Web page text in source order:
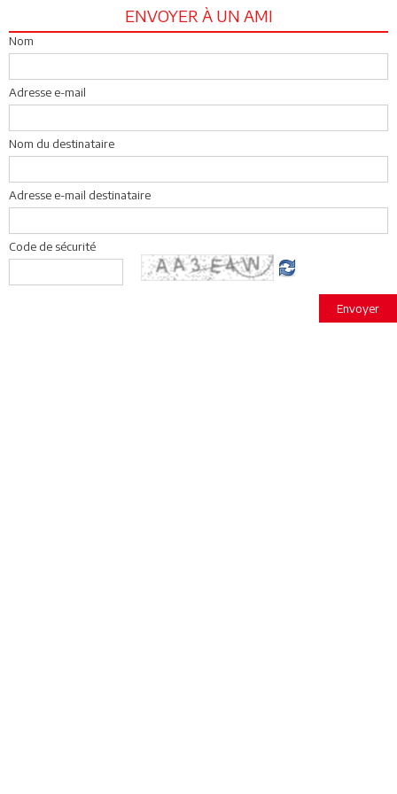
ENVOYER À UN AMI
Nom
Adresse e-mail
Nom du destinataire
Adresse e-mail destinataire
Code de sécurité
Envoyer